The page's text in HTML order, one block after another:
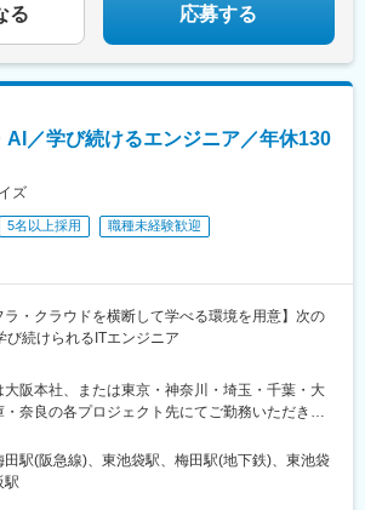
る 応募する
AI／学び続けるエンジニア／年休130
ズ
5名以上採用
職種未経験歓迎
ラ・クラウドを横断して学べる環境を用意】次の
び続けられるITエンジニア
大阪本社、または東京・神奈川・埼玉・千葉・大
奈良の各プロジェクト先にてご勤務いただきま
オフィス】東京都豊島区東池袋3-4-3 NBF池袋イ
セス＞各線「池袋駅」、「東池袋駅」より徒歩6
大阪オフィス】大阪府大阪市北区芝田1-4-8 北
田駅(阪急線)、東池袋駅、梅田駅(地下鉄)、東池袋
駅